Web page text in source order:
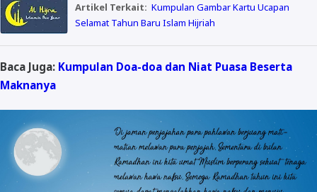
Artikel Terkait: Kumpulan Gambar Kartu Ucapan
Selamat Tahun Baru Islam Hijriah
Baca Juga: Kumpulan Doa-doa dan Niat Puasa Beserta
Maknanya